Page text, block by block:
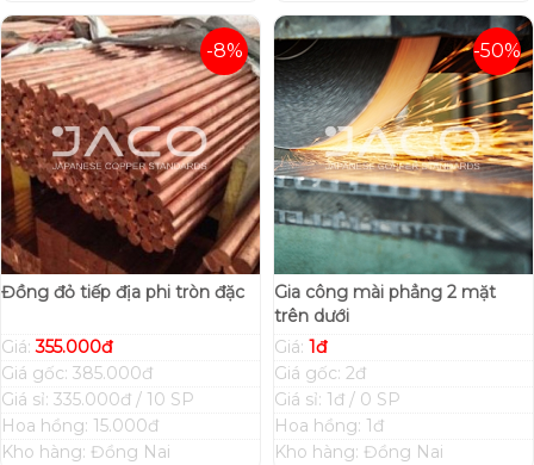
-8%
Đồng đỏ tiếp địa phi tròn đặc
Giá:355.000đ
Giá gốc: 385.000đ
Giá sỉ: 335.000đ / 10 SP
Hoa hồng: 15.000đ
Kho hàng: Đồng Nai
-50%
Gia công mài phẳng 2 mặt
trên dưới
Giá: 1đ
Giá gốc: 2đ
Giá sỉ: 1đ / 0 SP
Hoa hồng: 1đ
Kho hàng: Đồng Nai